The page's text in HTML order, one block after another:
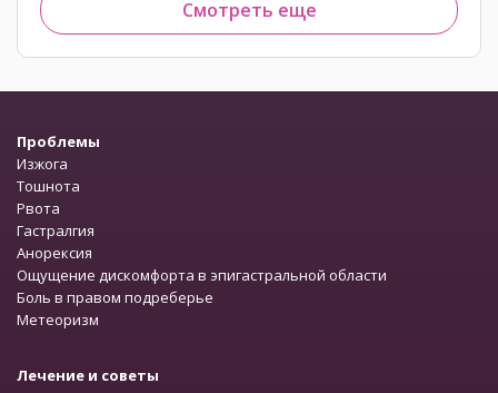
Смотреть еще
Проблемы
Изжога
Тошнота
Рвота
Гастралгия
Анорексия
Ощущение дискомфорта в эпигастральной области
Боль в правом подреберье
Метеоризм
Лечение и советы